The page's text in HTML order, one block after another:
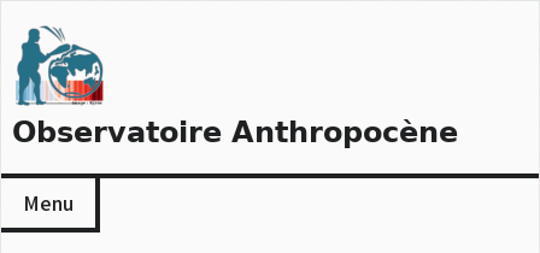
to
content
Observatoire Anthropocène
Menu